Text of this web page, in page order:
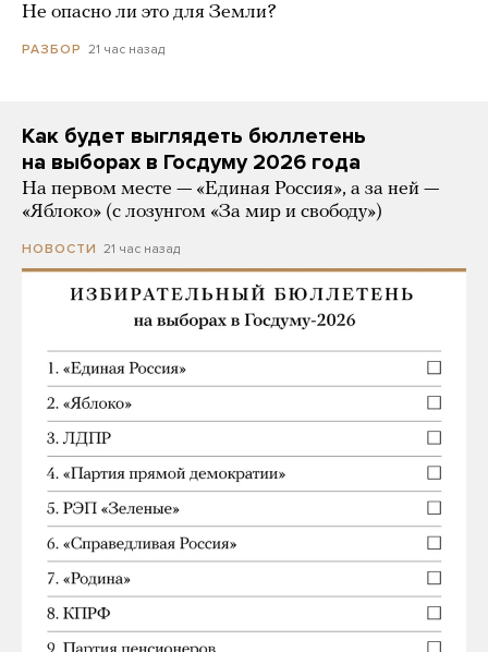
Не опасно ли это для Земли?
РАЗБОР 21 час назад
Как будет выглядеть бюллетень
на выборах в Госдуму 2026 года
На первом месте — «Единая Россия», а за ней —
«Яблоко» (с лозунгом «За мир и свободу»)
НОВОСТИ 21 час назад